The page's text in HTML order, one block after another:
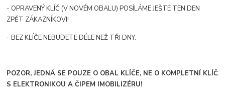
- OPRAVENÝ KLÍČ (V NOVÉM OBALU) POSÍLÁME JEŠTE TEN DEN
ZPĚT ZÁKAZNÍKOVI!
- BEZ KLÍČE NEBUDETE DÉLE NEŽ TŘI DNY.
POZOR, JEDNÁ SE POUZE O OBAL KLÍČE, NE O KOMPLETNÍ KLÍČ
S ELEKTRONIKOU A ČIPEM IMOBILIZÉRU!